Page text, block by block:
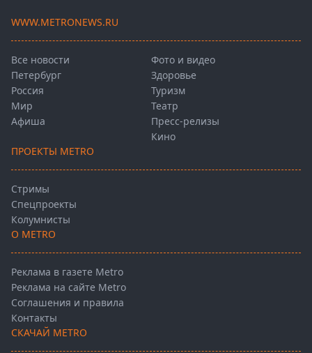
WWW.METRONEWS.RU
Все новости
Петербург
Россия
Мир
Афиша
Фото и видео
Здоровье
Туризм
Театр
Пресс-релизы
Кино
ПРОЕКТЫ METRO
Стримы
Спецпроекты
Колумнисты
О METRO
Реклама в газете Metro
Реклама на сайте Metro
Соглашения и правила
Контакты
СКАЧАЙ METRO